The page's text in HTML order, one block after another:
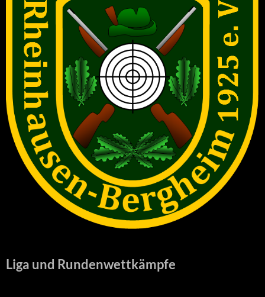
Liga und Rundenwettkämpfe